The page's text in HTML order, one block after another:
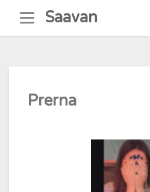
content
Saavan
Prerna